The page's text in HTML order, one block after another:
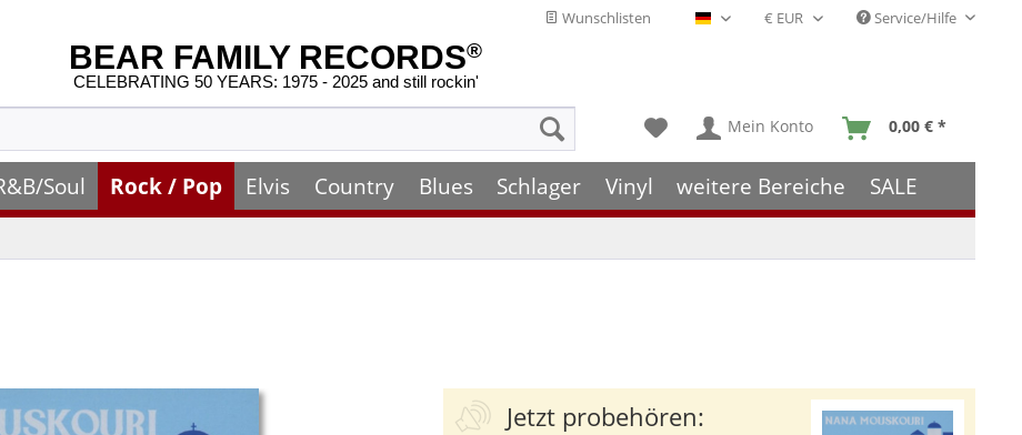
Wunschlisten Deutsch - DE Service/Hilfe
BEAR FAMILY RECORDS®
CELEBRATING 50 YEARS: 1975 - 2025 and still rockin'
Mein Konto 0,00 € *
Soul Rock / Pop Elvis Country Blues Schlager Vinyl weitere Bereiche SALE
Jetzt probehören: